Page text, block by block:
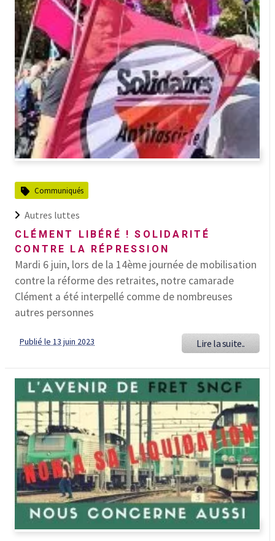
Communiqués
Autres luttes
CLÉMENT LIBÉRÉ ! SOLIDARITÉ
CONTRE LA RÉPRESSION
Mardi 6 juin, lors de la 14ème journée de mobilisation
contre la réforme des retraites, notre camarade
Clément a été interpellé comme de nombreuses
autres personnes
Publié le 13 juin 2023 Lire la suite..